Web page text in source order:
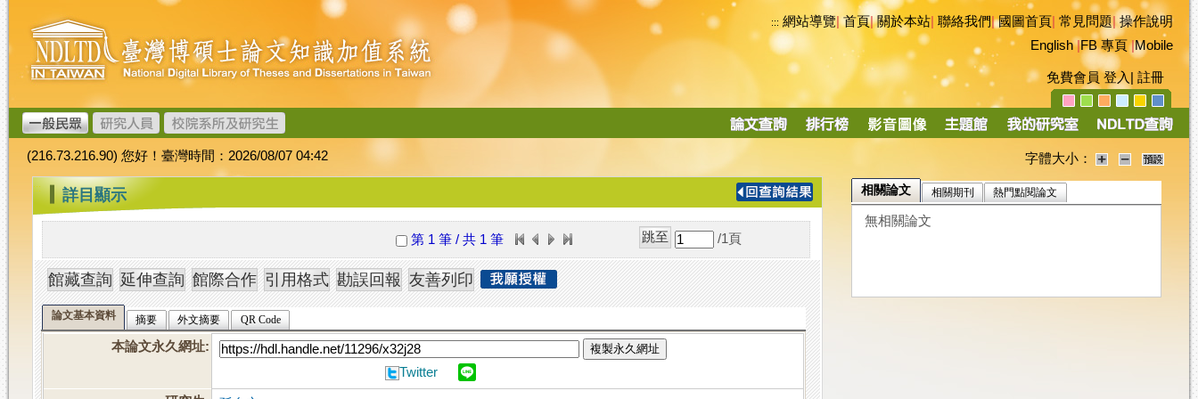
跳
到
主
要
內
容
臺
灣
博
碩
士
論
文
加
值
系
統
::: 網站導覽|首頁|關於本站 聯絡我們|國圖首頁 常見問題|操作說明
English|FB 專頁|Mobile
免費會員 登入 註冊
導
(216.73.216.90) 您好！臺灣時間：2026/08/07 04:42 字體大小：
::: 詳目顯示
第 1 筆 / 共 1 筆 /1 頁
論文基本資料 摘要 外文摘要 QR Code
本論文永久網址: 複製永久網址
Twitter
相關論文 相關期刊 熱門點閱論文
無相關論文